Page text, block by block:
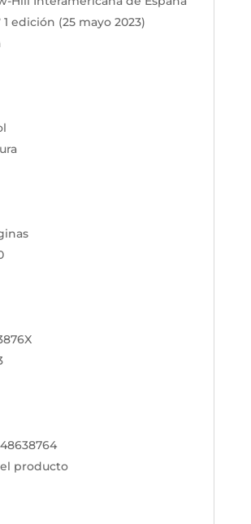
1 edición (25 mayo 2023)
producto